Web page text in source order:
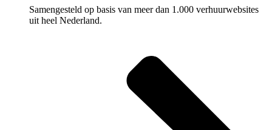
Samengesteld op basis van meer dan 1.000 verhuurwebsites
uit heel Nederland.